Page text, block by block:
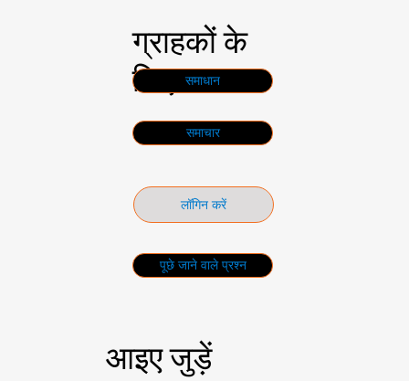
ग्राहकों के
लिए
समाधान
लॉगिन करें
समाचार
पूछे जाने वाले प्रश्न
आइए जुड़ें